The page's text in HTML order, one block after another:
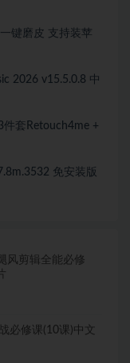
键磨皮 支持装苹
2026 v15.5.0.8 中
套Retouch4me +
免安装版
风剪辑全能必修
必修课(10课)中文